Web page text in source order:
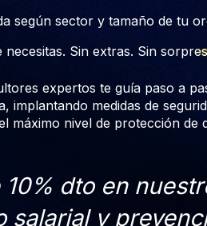
según sector y tamaño de tu
Sin extras. Sin
expertos te guía paso a
implantando medidas de
máximo nivel de protección de
10% dto en
salarial y